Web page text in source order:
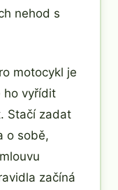
nehod s
motocykl je
ho vyřídit
Stačí zadat
o sobě,
začíná